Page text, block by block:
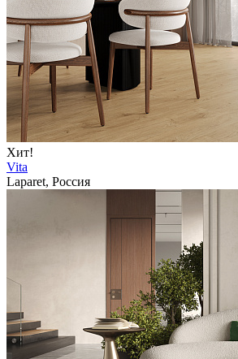
Хит!
Vita
Laparet, Россия